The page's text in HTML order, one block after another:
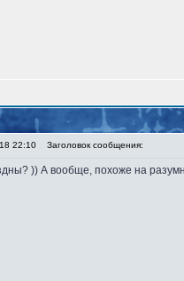
22:10 Заголовок сообщения:
)) А вообще, похоже на